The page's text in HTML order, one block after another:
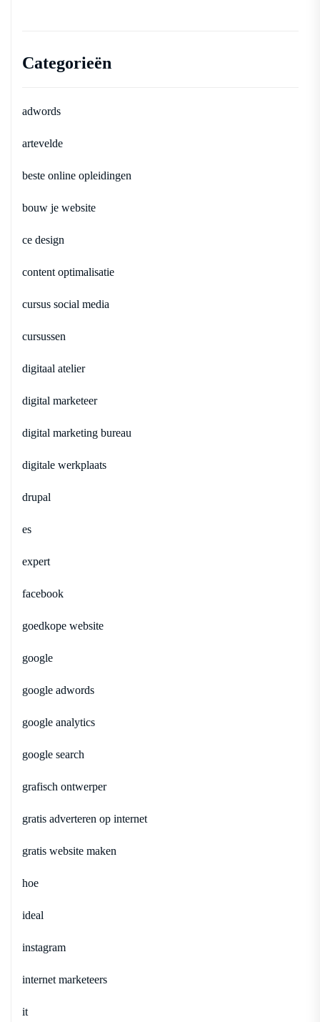
Categorieën
adwords
artevelde
beste online opleidingen
bouw je website
ce design
content optimalisatie
cursus social media
cursussen
digitaal atelier
digital marketeer
digital marketing bureau
digitale werkplaats
drupal
es
expert
facebook
goedkope website
google
google adwords
google analytics
google search
grafisch ontwerper
gratis adverteren op internet
gratis website maken
hoe
ideal
instagram
internet marketeers
it